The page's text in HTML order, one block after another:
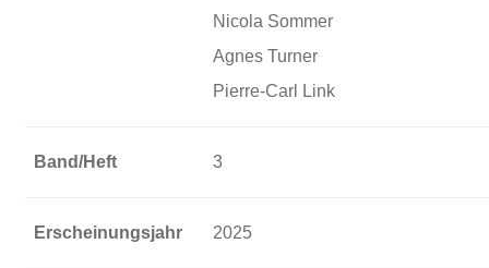
Nicola Sommer
Agnes Turner
Pierre-Carl Link
Band/Heft 3
Erscheinungsjahr 2025